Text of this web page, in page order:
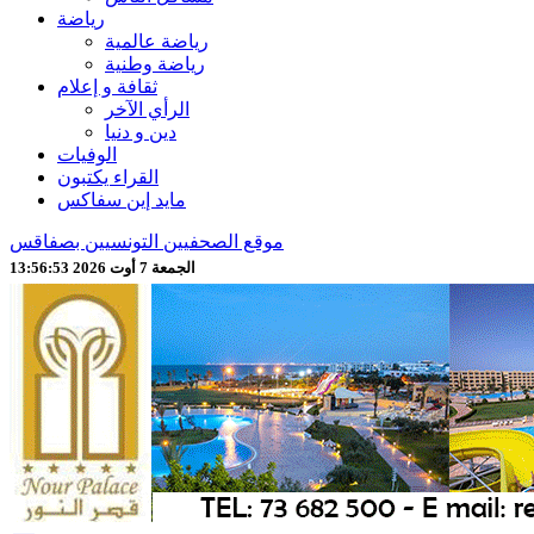
رياضة
رياضة عالمية
رياضة وطنية
ثقافة و إعلام
الرأي الآخر
دين و دنيا
الوفيات
القراء يكتبون
مايد إين سفاكس
موقع الصحفيين التونسيين بصفاقس
الجمعة 7 أوت 2026 13:56:55